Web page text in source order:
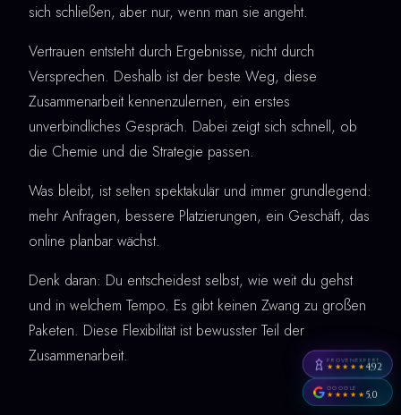
sich schließen, aber nur, wenn man sie angeht.
Vertrauen entsteht durch Ergebnisse, nicht durch
Versprechen. Deshalb ist der beste Weg, diese
Zusammenarbeit kennenzulernen, ein erstes
unverbindliches Gespräch. Dabei zeigt sich schnell, ob
die Chemie und die Strategie passen.
Was bleibt, ist selten spektakulär und immer grundlegend:
mehr Anfragen, bessere Platzierungen, ein Geschäft, das
online planbar wächst.
Denk daran: Du entscheidest selbst, wie weit du gehst
und in welchem Tempo. Es gibt keinen Zwang zu großen
Paketen. Diese Flexibilität ist bewusster Teil der
Zusammenarbeit.
PROVENEXPERT
★★★★★4,92
GOOGLE
★★★★★5,0